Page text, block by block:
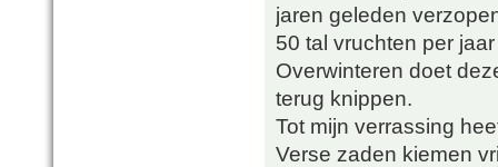
jaren geleden
50 tal vruchten per
Overwinteren doet
terug knippen.
Tot mijn verrassing
Verse zaden kiemen